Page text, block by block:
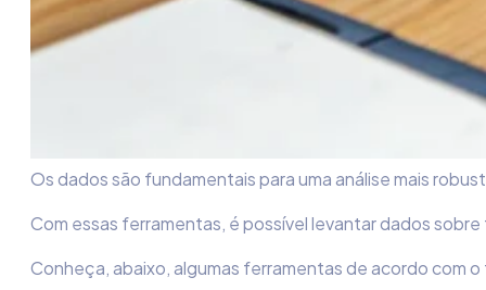
Os dados são fundamentais para uma análise mais
Com essas ferramentas, é possível levantar dados
Conheça, abaixo, algumas ferramentas de acordo com